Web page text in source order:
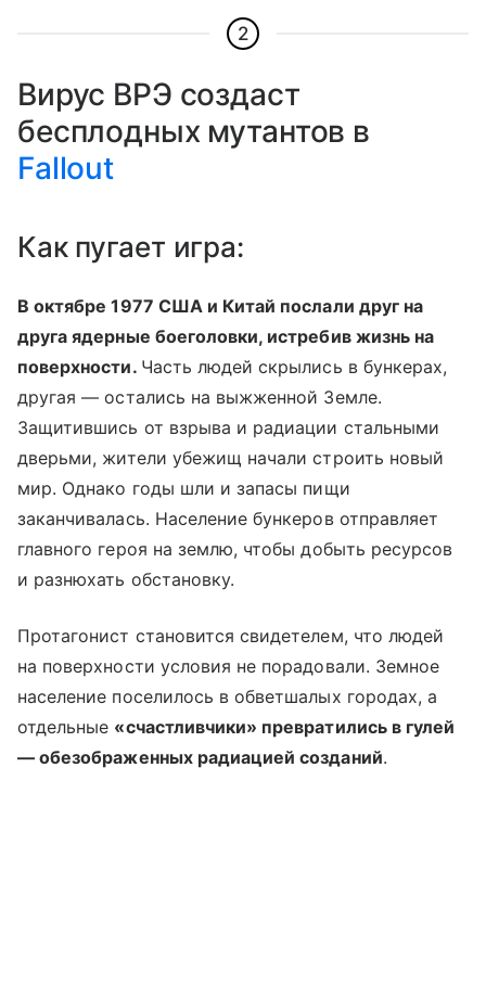
2
Вирус ВРЭ создаст
бесплодных мутантов в
Fallout
Как пугает игра:
В октябре 1977 США и Китай послали друг на
друга ядерные боеголовки, истребив жизнь на
поверхности. Часть людей скрылись в бункерах,
другая — остались на выжженной Земле.
Защитившись от взрыва и радиации стальными
дверьми, жители убежищ начали строить новый
мир. Однако годы шли и запасы пищи
заканчивалась. Население бункеров отправляет
главного героя на землю, чтобы добыть ресурсов
и разнюхать обстановку.
Протагонист становится свидетелем, что людей
на поверхности условия не порадовали. Земное
население поселилось в обветшалых городах, а
отдельные «счастливчики» превратились в гулей
— обезображенных радиацией созданий.